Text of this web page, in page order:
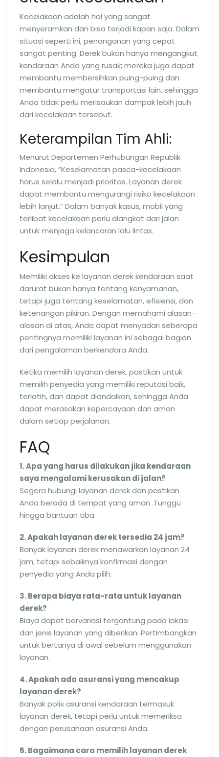
Kecelakaan adalah hal yang sangat
menyeramkan dan bisa terjadi kapan saja. Dalam
situasi seperti ini, penanganan yang cepat
sangat penting. Derek bukan hanya mengangkut
kendaraan Anda yang rusak; mereka juga dapat
membantu membersihkan puing-puing dan
membantu mengatur transportasi lain, sehingga
Anda tidak perlu merisaukan dampak lebih jauh
dari kecelakaan tersebut.
Keterampilan Tim Ahli:
Menurut Departemen Perhubungan Republik
Indonesia, “Keselamatan pasca-kecelakaan
harus selalu menjadi prioritas. Layanan derek
dapat membantu mengurangi risiko kecelakaan
lebih lanjut.” Dalam banyak kasus, mobil yang
terlibat kecelakaan perlu diangkat dari jalan
untuk menjaga kelancaran lalu lintas.
Kesimpulan
Memiliki akses ke layanan derek kendaraan saat
darurat bukan hanya tentang kenyamanan,
tetapi juga tentang keselamatan, efisiensi, dan
ketenangan pikiran. Dengan memahami alasan-
alasan di atas, Anda dapat menyadari seberapa
pentingnya memiliki layanan ini sebagai bagian
dari pengalaman berkendara Anda.
Ketika memilih layanan derek, pastikan untuk
memilih penyedia yang memiliki reputasi baik,
terlatih, dan dapat diandalkan, sehingga Anda
dapat merasakan kepercayaan dan aman
dalam setiap perjalanan.
FAQ
1. Apa yang harus dilakukan jika kendaraan
saya mengalami kerusakan di jalan?
Segera hubungi layanan derek dan pastikan
Anda berada di tempat yang aman. Tunggu
hingga bantuan tiba.
2. Apakah layanan derek tersedia 24 jam?
Banyak layanan derek menawarkan layanan 24
jam, tetapi sebaiknya konfirmasi dengan
penyedia yang Anda pilih.
3. Berapa biaya rata-rata untuk layanan
derek?
Biaya dapat bervariasi tergantung pada lokasi
dan jenis layanan yang diberikan. Pertimbangkan
untuk bertanya di awal sebelum menggunakan
layanan.
4. Apakah ada asuransi yang mencakup
layanan derek?
Banyak polis asuransi kendaraan termasuk
layanan derek, tetapi perlu untuk memeriksa
dengan perusahaan asuransi Anda.
5. Bagaimana cara memilih layanan derek